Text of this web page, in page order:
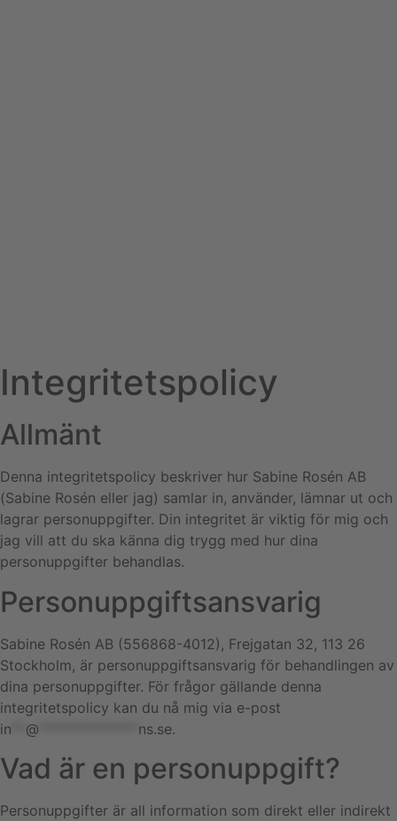
Integritetspolicy
Allmänt
Denna integritetspolicy beskriver hur Sabine Rosén AB
(Sabine Rosén eller jag) samlar in, använder, lämnar ut och
lagrar personuppgifter. Din integritet är viktig för mig och
jag vill att du ska känna dig trygg med hur dina
personuppgifter behandlas.
Personuppgiftsansvarig
Sabine Rosén AB (556868-4012), Frejgatan 32, 113 26
Stockholm, är personuppgiftsansvarig för behandlingen av
dina personuppgifter. För frågor gällande denna
integritetspolicy kan du nå mig via e-post
in
@ ns.se.
Vad är en personuppgift?
Personuppgifter är all information som direkt eller indirekt